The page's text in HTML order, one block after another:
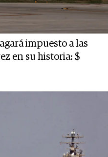
impuesto a las
en su historia: $